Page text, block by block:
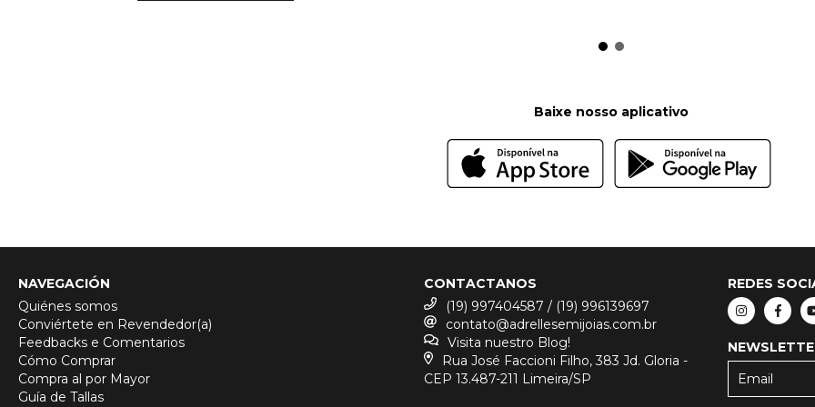
Baixe nosso aplicativo
NAVEGACIÓN
Quiénes somos
Conviértete en Revendedor(a)
Feedbacks e Comentarios
Cómo Comprar
Compra al por Mayor
Guía de Tallas
CONTACTANOS
(19) 997404587 / (19) 996139697
contato@adrellesemijoias.com.br
Visita nuestro Blog!
Rua José Faccioni Filho, 383 Jd. Gloria -
CEP 13.487-211 Limeira/SP
REDES